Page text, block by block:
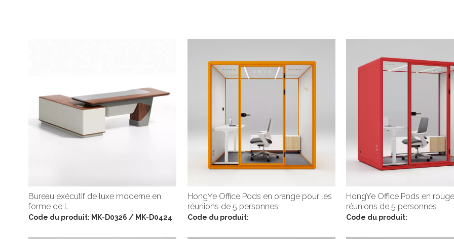
Bureau exécutif de luxe moderne en
forme de L
Code du produit: MK-D0326 / MK-D0424
HongYe Office Pods en orange pour les
réunions de 5 personnes
Code du produit:
HongYe Office Pods en
réunions de 5 personnes
Code du produit: